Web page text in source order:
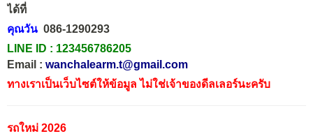
ได้ที่
คุณวัน 086-1290293
LINE ID : 123456786205
Email : wanchalearm.t@gmail.com
ทางเราเป็นเว็บไซต์ให้ข้อมูล ไม่ใช่เจ้าของดีลเลอร์นะครับ
รถใหม่ 2026